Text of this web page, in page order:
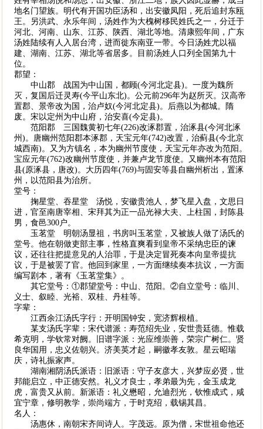
地名门望族。明代有开国功臣汤和，出安徽凤阳，死后追封东瓯
王。另洪武、永乐年间，汤姓作为大槐树移民姓氏之一，分迁于
河北、河南、山东、江苏、陕西、湖北等地。清康熙年间，广东
汤姓陆续有人入居台湾，进而徙东南亚一带。今日汤姓尤以福
建、湖南、江苏、湖北等省居多。目前汤姓人口列全国第九十
位。
郡望：
中山郡 战国为中山国，都顾(今河北定县)。一度为魏所
灭，复国后迁灵寿(今平山东北)。公元前296年为赵所灭。汉高帝
置郡、景帝改为国，治卢奴(今河北定县)。后燕以为都城。隋
废。宋以定州为中山府，治安喜(今定县)。
范阳郡 三国魏黄初七年(226)改涿郡置，治涿县(今河北涿
州)。唐幽州范阳郡本涿郡，天宝元年(742)改置，治蓟县(今北京
城西南)。又为方镇名，本为幽州节度使，天宝元年亦改为范阳。
宝应元年(762)改幽州节度使，并兼卢龙节度使。又幽州本有范阳
县(原涿县，唐改)。大历四年(769)与固安等县自幽州析出，置涿
州，以范阳县为治所。
堂号：
掬星堂、吞星堂 汤悦，安徽贵池人，梦飞星入盘，文思日
进，官至南唐宰相、宋拜其为正一品光禄大夫、上柱国，封陈县
男，食邑300户。
玉茗堂 明朝汤显祖，书房叫玉茗堂，又被族人做了汤氏的
堂号。他在朝做吏部主事，性格直爽看到皇帝不采纳忠臣的谏
议，还往往把提意见的人治罪，于是决定冒死奏本向皇帝提抗
议，于是被罢了官。他回到家里，一方面继续奏本抗议，一方面
编写剧本，著有《玉茗堂集》。
其它堂号：①郡望堂号：中山、范阳。②自立堂号：临川、
义士、叙睦、光裕、双桂、丹桂等。
字辈：
江西余江汤氏字行：开明国钟安，宽济辉根植。
某支汤氏字辈：宋代谱派：寿范绍先业，安世贵廷德。惟载
希克明，学钦常对阙。旧谱字派：光应维崇善，荣宗广树仁。贤
良华国用，忠义佐朝兴。济美英才起，嗣徽孝友敦。星云昭瑞
庆，诗礼振家声。
湖南湘阴汤氏派语：旧派语：守子友彦大，兴梦应必贤，世
邦能启立，中正德安然。礼义才良士，孝弟最为先，金玉成龙
虎，富贵又从前。新派语：礼义懋昭，允迪烈光，钦惟成式，咸
宜宁章，修明教学，崇尚端方，于时克绍，载锡其昌。
名人：
汤惠休，南朝宋齐间诗人。字茂远。原为僧，宋世祖命他还